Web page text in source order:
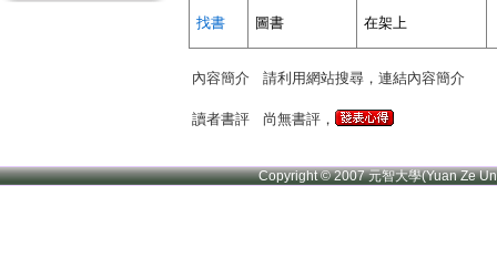
找書 圖書 在架上
內容簡介 請利用網站搜尋，連結內容簡介
讀者書評 尚無書評，
Copyright © 2007 元智大學(Yuan Ze